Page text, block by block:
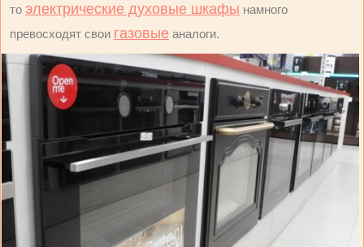
то электрические духовые шкафы намного
превосходят свои газовые аналоги.